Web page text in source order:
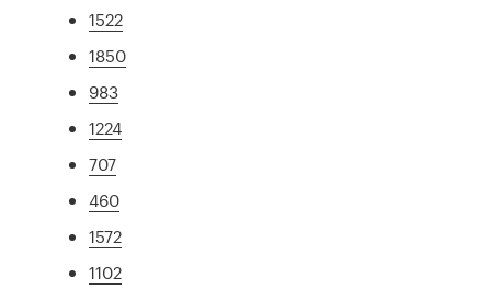
1522
1850
983
1224
707
460
1572
1102